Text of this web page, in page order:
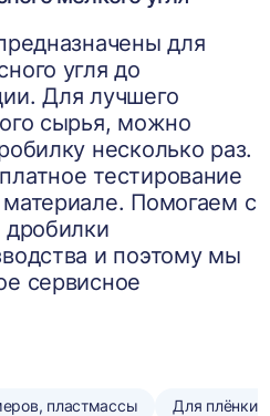
для
угля до
Для лучшего
сырья, можно
несколько раз.
тестирование
Помогаем с
дробилки
и поэтому мы
сервисное
пластмассы Для плёнки